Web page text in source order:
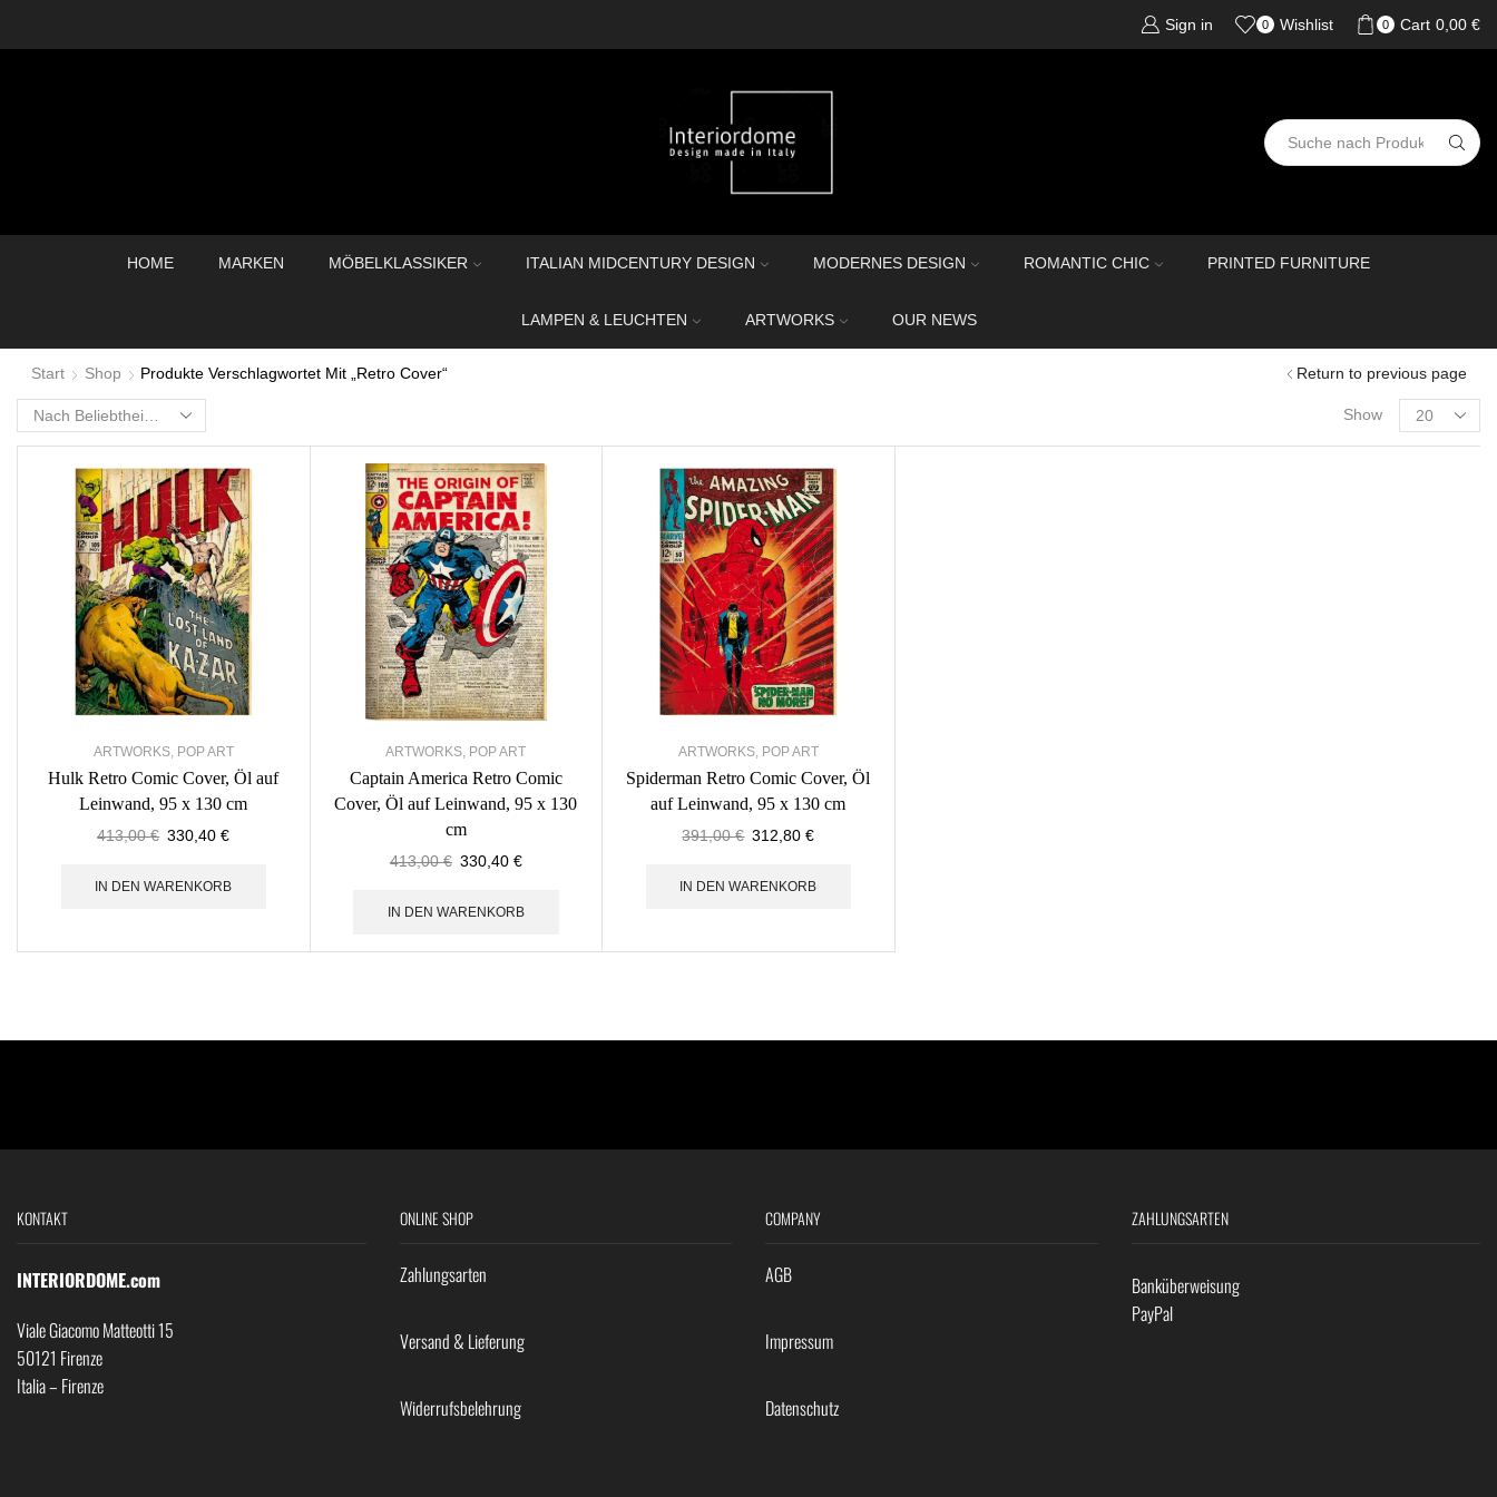
Sign in 0 Wishlist 0 Cart 0,00 €
HOME MARKEN MÖBELKLASSIKER ITALIAN MIDCENTURY DESIGN MODERNES DESIGN ROMANTIC CHIC PRINTED FURNITURE
LAMPEN & LEUCHTEN ARTWORKS OUR NEWS
Start Shop Produkte Verschlagwortet Mit „Retro Cover“ Return to previous page
Show
ARTWORKS, POP ART
Hulk Retro Comic Cover, Öl auf
Leinwand, 95 x 130 cm
413,00€ 330,40€
IN DEN WARENKORB
ARTWORKS, POP ART
Captain America Retro Comic
Cover, Öl auf Leinwand, 95 x 130
cm
413,00€ 330,40 €
IN DEN WARENKORB
ARTWORKS, POP ART
Spiderman Retro Comic Cover, Öl
auf Leinwand, 95 x 130 cm
391,00€ 312,80€
IN DEN WARENKORB
KONTAKT
INTERIORDOME.com
Viale Giacomo Matteotti 15
50121 Firenze
Italia – Firenze
ONLINE SHOP
Zahlungsarten
Versand & Lieferung
Widerrufsbelehrung
COMPANY
AGB
Impressum
Datenschutz
ZAHLUNGSARTEN
Banküberweisung
PayPal